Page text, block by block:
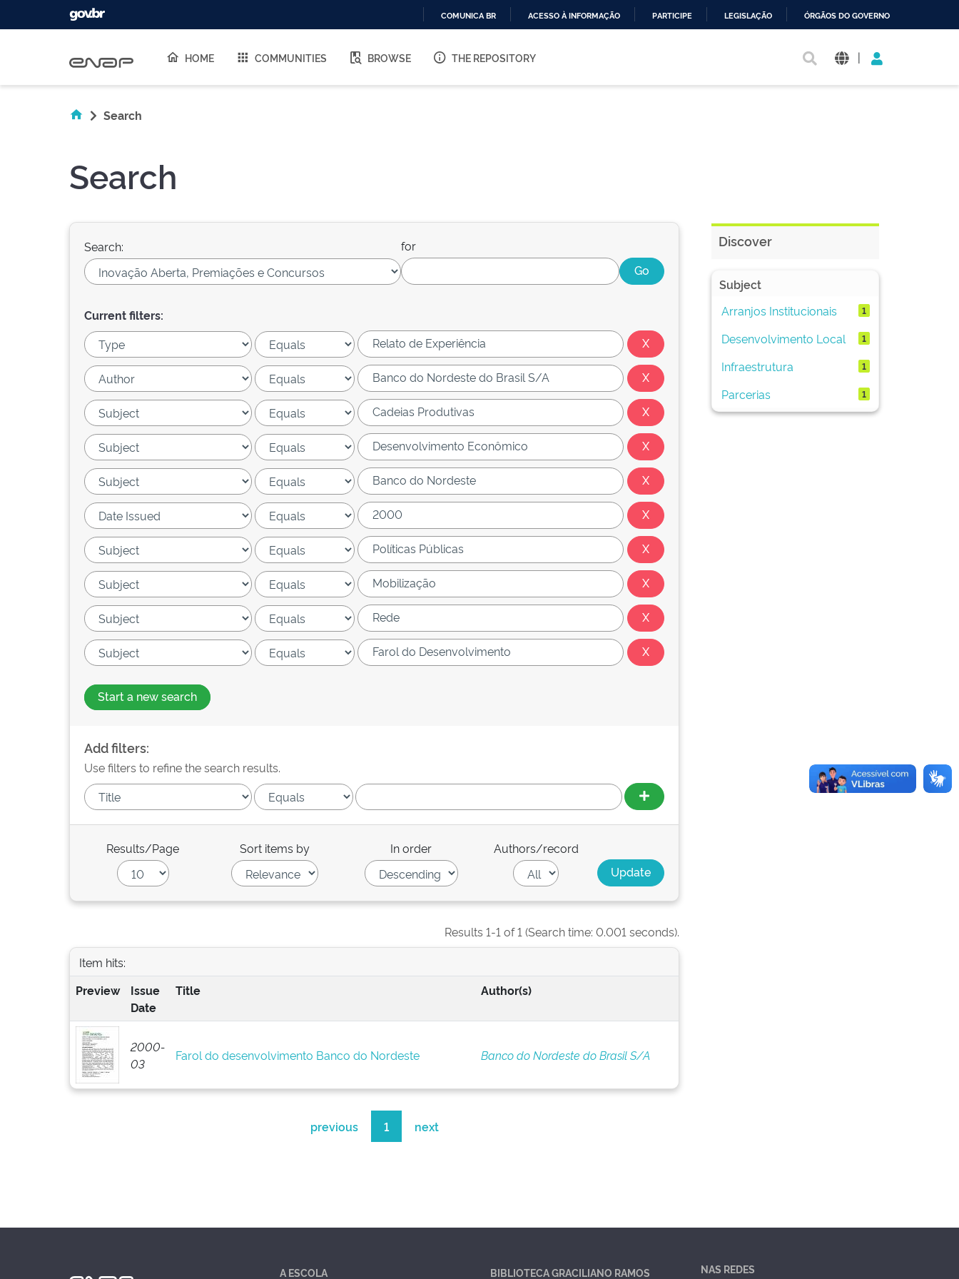
O
COMUNICA BR ACESSO À INFORMAÇÃO PARTICIPE LEGISLAÇÃO ÓRGÃOS DO GOVERNO
HOME COMMUNITIES BROWSE THE REPOSITORY |
Search
Search
Search: for
Current filters:
Start a new search
Add filters:
Use filters to refine the search results.
Results/Page Sort items by In order Authors/record
Results 1-1 of 1 (Search time: 0.001 seconds).
Item hits:
Preview
Issue
Date
Title Author(s)
2000-
03
Farol do desenvolvimento Banco do Nordeste Banco do Nordeste do Brasil S/A
previous 1 next
Discover
Subject
Arranjos Institucionais
1
Desenvolvimento Local 1
Infraestrutura 1
Parcerias 1
A ESCOLA BIBLIOTECA GRACILIANO RAMOS NAS REDES